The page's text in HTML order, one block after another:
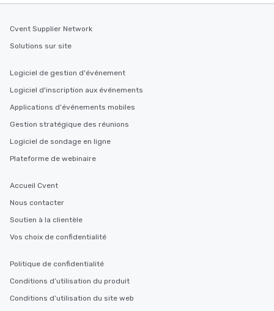
Cvent Supplier Network
Solutions sur site
Logiciel de gestion d'événement
Logiciel d'inscription aux événements
Applications d'événements mobiles
Gestion stratégique des réunions
Logiciel de sondage en ligne
Plateforme de webinaire
Accueil Cvent
Nous contacter
Soutien à la clientèle
Vos choix de confidentialité
Politique de confidentialité
Conditions d’utilisation du produit
Conditions d’utilisation du site web